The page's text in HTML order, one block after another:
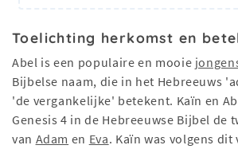
Toelichting herkomst en
Abel is een populaire en mooie
Bijbelse naam, die in het Hebreeuws
'de vergankelijke' betekent. Kaïn en
Genesis 4 in de Hebreeuwse Bijbel de
van Adam en Eva. Kaïn was volgens